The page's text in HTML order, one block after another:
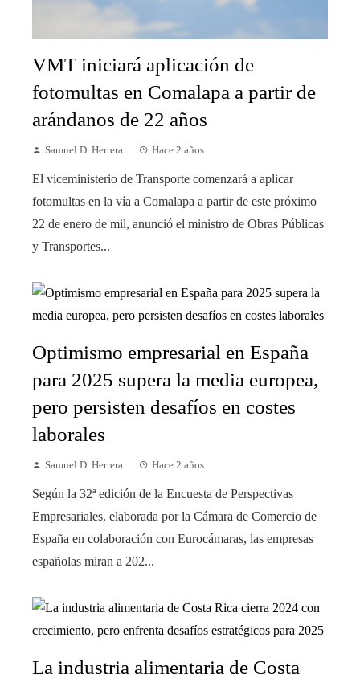
VMT iniciará aplicación de
fotomultas en Comalapa a partir de
arándanos de 22 años
Samuel D. Herrera Hace 2 años
El viceministerio de Transporte comenzará a aplicar
fotomultas en la vía a Comalapa a partir de este próximo
22 de enero de mil, anunció el ministro de Obras Públicas
y Transportes...
Optimismo empresarial en España
para 2025 supera la media europea,
pero persisten desafíos en costes
laborales
Samuel D. Herrera Hace 2 años
Según la 32ª edición de la Encuesta de Perspectivas
Empresariales, elaborada por la Cámara de Comercio de
España en colaboración con Eurocámaras, las empresas
españolas miran a 202...
La industria alimentaria de Costa